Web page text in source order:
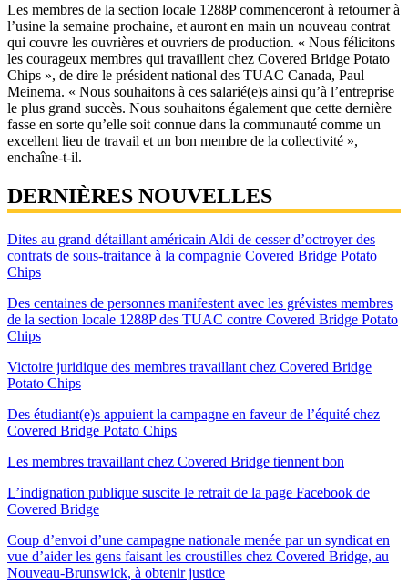
Les membres de la section locale 1288P commenceront à retourner à
l’usine la semaine prochaine, et auront en main un nouveau contrat
qui couvre les ouvrières et ouvriers de production. « Nous félicitons
les courageux membres qui travaillent chez Covered Bridge Potato
Chips », de dire le président national des TUAC Canada, Paul
Meinema. « Nous souhaitons à ces salarié(e)s ainsi qu’à l’entreprise
le plus grand succès. Nous souhaitons également que cette dernière
fasse en sorte qu’elle soit connue dans la communauté comme un
excellent lieu de travail et un bon membre de la collectivité »,
enchaîne-t-il.
DERNIÈRES NOUVELLES
Dites au grand détaillant américain Aldi de cesser d’octroyer des
contrats de sous-traitance à la compagnie Covered Bridge Potato
Chips
Des centaines de personnes manifestent avec les grévistes membres
de la section locale 1288P des TUAC contre Covered Bridge Potato
Chips
Victoire juridique des membres travaillant chez Covered Bridge
Potato Chips
Des étudiant(e)s appuient la campagne en faveur de l’équité chez
Covered Bridge Potato Chips
Les membres travaillant chez Covered Bridge tiennent bon
L’indignation publique suscite le retrait de la page Facebook de
Covered Bridge
Coup d’envoi d’une campagne nationale menée par un syndicat en
vue d’aider les gens faisant les croustilles chez Covered Bridge, au
Nouveau-Brunswick, à obtenir justice